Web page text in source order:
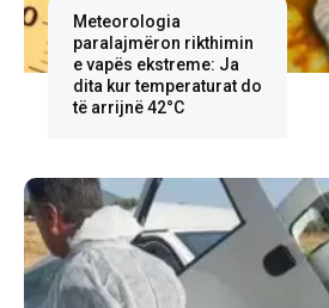
Meteorologia
paralajmëron rikthimin
e vapës ekstreme: Ja
dita kur temperaturat do
të arrijnë 42°C